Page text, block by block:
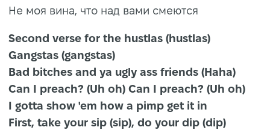
Не моя вина, что над вами смеются
Second verse for the hustlas (hustlas)
Gangstas (gangstas)
Bad bitches and ya ugly ass friends (Haha)
Can I preach? (Uh oh) Can I preach? (Uh oh)
I gotta show 'em how a pimp get it in
First, take your sip (sip), do your dip (dip)